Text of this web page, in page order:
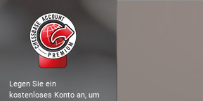
Legen Sie ein
kostenloses Konto an, um